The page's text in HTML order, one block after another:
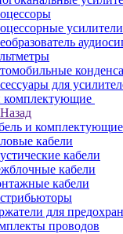
усилители
для
комплектующие
Назад
и комплектующие
кабели
кабели
кабели
кабели
для
проводов